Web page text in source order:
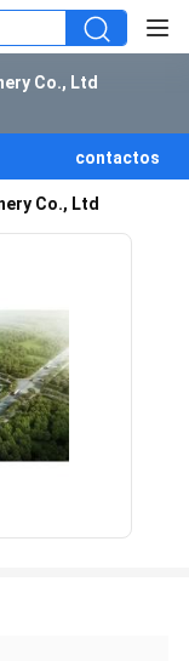
Co., Ltd
contactos
Co., Ltd